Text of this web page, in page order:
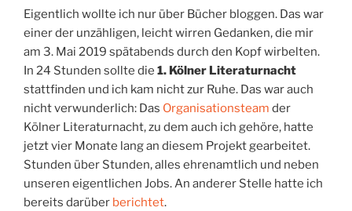
Eigentlich wollte ich nur über Bücher bloggen. Das war
einer der unzähligen, leicht wirren Gedanken, die mir
am 3. Mai 2019 spätabends durch den Kopf wirbelten.
In 24 Stunden sollte die 1. Kölner Literaturnacht
stattfinden und ich kam nicht zur Ruhe. Das war auch
nicht verwunderlich: Das Organisationsteam der
Kölner Literaturnacht, zu dem auch ich gehöre, hatte
jetzt vier Monate lang an diesem Projekt gearbeitet.
Stunden über Stunden, alles ehrenamtlich und neben
unseren eigentlichen Jobs. An anderer Stelle hatte ich
bereits darüber berichtet.